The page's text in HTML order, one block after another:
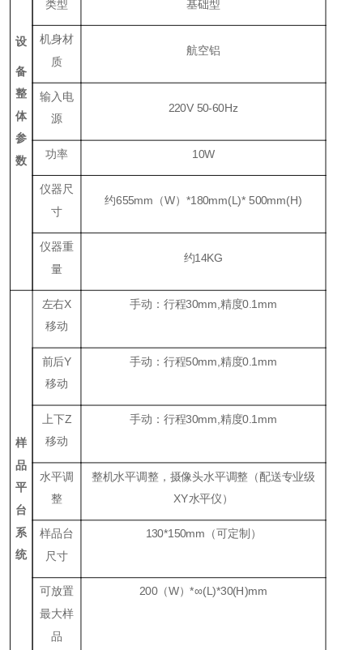
设
备
整
体
参
数
类型 基础型
机身材
质
航空铝
输入电
源
220V 50-60Hz
功率 10W
仪器尺
寸
约655mm（W）*180mm(L)* 500mm(H)
仪器重
量
约14KG
样
品
平
台
系
统
左右X
移动
手动：行程30mm, 精度0.1mm
前后Y
移动
手动：行程50mm, 精度0.1mm
上下Z
移动
手动：行程30mm, 精度0.1mm
水平调
整
整机水平调整，摄像头水平调整（配送专业级
XY水平仪）
样品台
尺寸
130*150mm （可定制）
可放置
最大样
品
200（W）*∞(L)*30(H)mm